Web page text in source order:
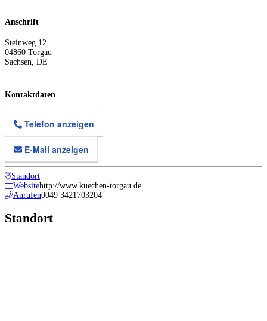
Anschrift
Steinweg 12
04860 Torgau
Sachsen DE
Kontaktdaten
Telefon anzeigen
E-Mail anzeigen
Standort
Websitehttp://www.kuechen-torgau.de
Anrufen0049 3421703204
Standort